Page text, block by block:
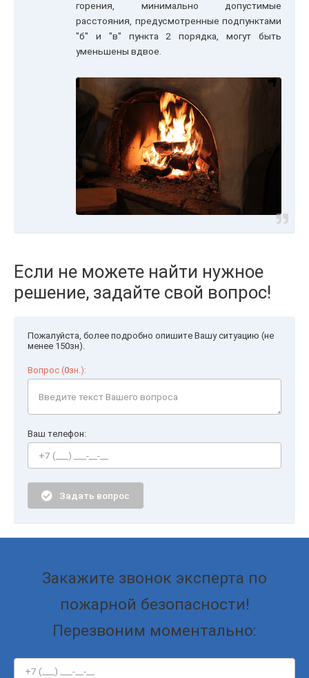
горения, минимально допустимые
расстояния, предусмотренные подпунктами
"б" и "в" пункта 2 порядка, могут быть
уменьшены вдвое.
Если не можете найти нужное
решение, задайте свой вопрос!
Пожалуйста, более подробно опишите Вашу ситуацию (не
менее 150зн).
Вопрос (0зн.):
Ваш телефон:
Задать вопрос
Закажите звонок эксперта по
пожарной безопасности!
Перезвоним моментально: